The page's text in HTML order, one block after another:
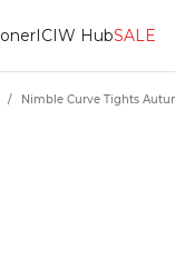
ICIW HubSALE
/ Nimble Curve Tights